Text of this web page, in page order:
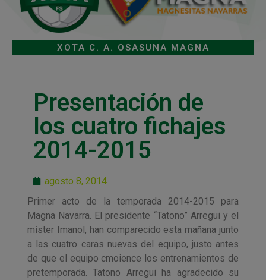
XOTA C. A. OSASUNA MAGNA
Presentación de
los cuatro fichajes
2014-2015
agosto 8, 2014
Primer acto de la temporada 2014-2015 para
Magna Navarra. El presidente “Tatono” Arregui y el
míster Imanol, han comparecido esta mañana junto
a las cuatro caras nuevas del equipo, justo antes
de que el equipo cmoience los entrenamientos de
pretemporada. Tatono Arregui ha agradecido su